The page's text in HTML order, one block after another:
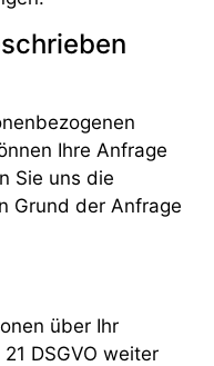
Ihre Anfrage
Sie uns die
Grund der Anfrage
über Ihr
DSGVO weiter